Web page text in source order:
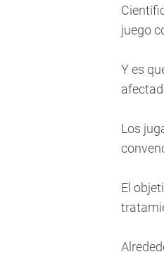
juego
Y es
Los
El